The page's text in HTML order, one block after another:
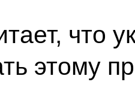
что
этому